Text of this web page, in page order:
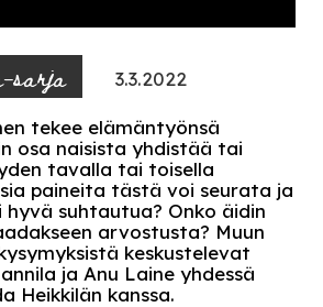
sarja 3.3.2022
tekee elämäntyönsä
osa naisista yhdistää tai
tavalla tai toisella
paineita tästä voi seurata ja
hyvä suhtautua? Onko äidin
arvostusta? Muun
keskustelevat
ja Anu Laine yhdessä
Heikkilän kanssa.